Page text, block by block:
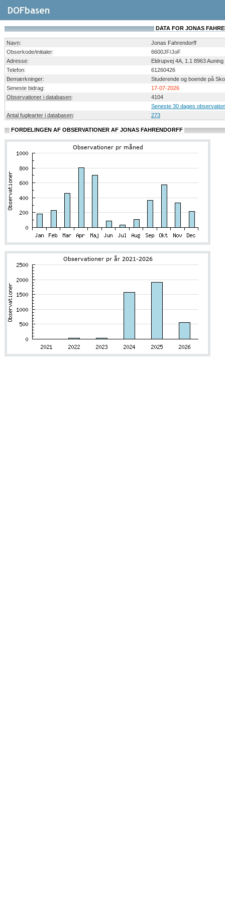
DATA FOR JONAS
Navn:
Jonas Fahrendorff
Obserkode/initialer:
6600JF/JoF
Adresse:
Eldrupvej 4A, 1.1 8963 Auning
Telefon:
61260426
Bemærkninger:
Studerende og boende på
Seneste bidrag:
17-07-2026
Observationer i databasen:
4104
Seneste 30 dages
Antal fuglearter i databasen: 273
FORDELINGEN AF OBSERVATIONER AF JONAS FAHRENDORFF